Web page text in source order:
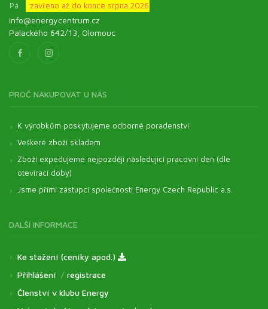
Pá
zavřeno až do konce srpna 2026
info@energycentrum.cz
Palackého 642/13, Olomouc
PROČ NAKUPOVAT U NÁS
K výrobkům poskytujeme odborné poradenství
Veškeré zboží skladem
Zboží expedujeme nejpozději následující pracovní den (dle
otevírací doby)
Jsme přímí zástupci společnosti Energy Czech Republic a.s.
DALŠÍ INFORMACE
Ke stažení (ceníky apod.)
Přihlášení / registrace
Členství v klubu Energy